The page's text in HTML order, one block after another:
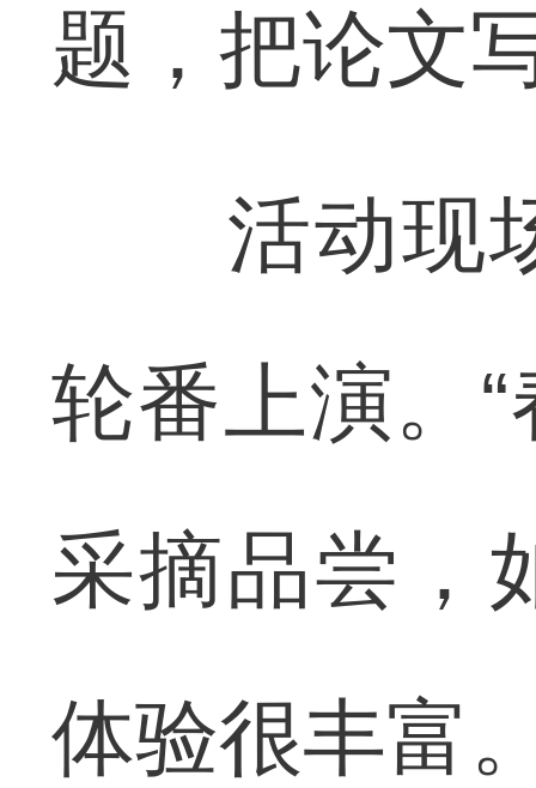
题，把论文
活动现场
轮番上演。
采摘品尝，
体验很丰富